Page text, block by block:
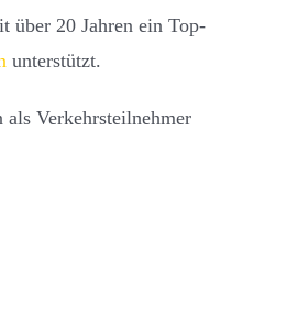
über 20 Jahren ein Top-
unterstützt.
Verkehrsteilnehmer